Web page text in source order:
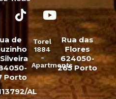
de
Porto
Torel
1884
-
Apartments
Rua das
Flores
624050-
265 Porto
AL